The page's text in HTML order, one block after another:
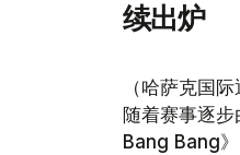
续出炉
（哈萨克国
随着赛事逐
Bang Bang》